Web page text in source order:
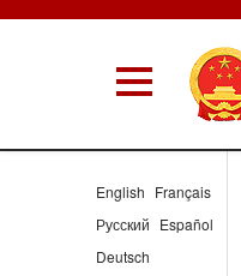
English Français
Русский Español
Deutsch